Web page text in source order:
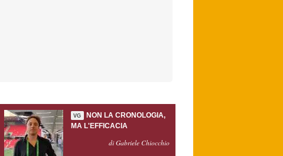
VG
NON LA CRONOLOGIA,
MA L'EFFICACIA
di Gabriele Chiocchio